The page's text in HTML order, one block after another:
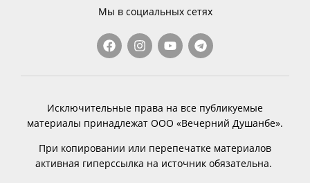
Мы в социальных сетях
Исключительные права на все публикуемые
материалы принадлежат ООО «Вечерний Душанбе».
При копировании или перепечатке материалов
активная гиперссылка на источник обязательна.